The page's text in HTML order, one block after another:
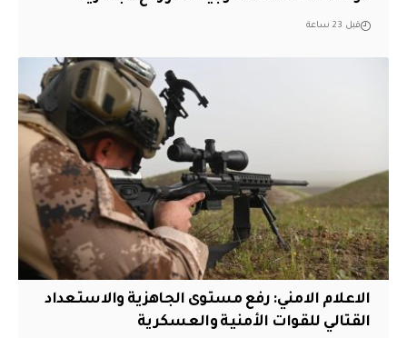
قبل 23 ساعة
الاعلام الامني: رفع مستوى الجاهزية والاستعداد
القتالي للقوات الأمنية والعسكرية